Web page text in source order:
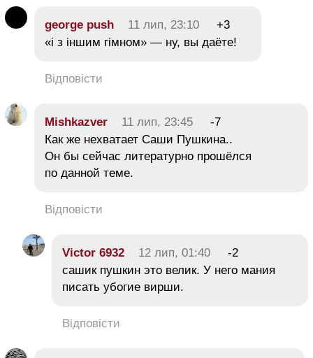
george push 11 лип, 23:10
+3
«і з іншим гімном» — ну, вы даёте!
Відповісти
Mishkazver 11 лип, 23:45
-7
Как же нехватает Саши Пушкина..
Он бы сейчас литературно прошёлся
по данной теме.
Відповісти
Victor 6932 12 лип, 01:40
-2
сашик пушкин это велик. У него мания
писать убогие вирши.
Відповісти